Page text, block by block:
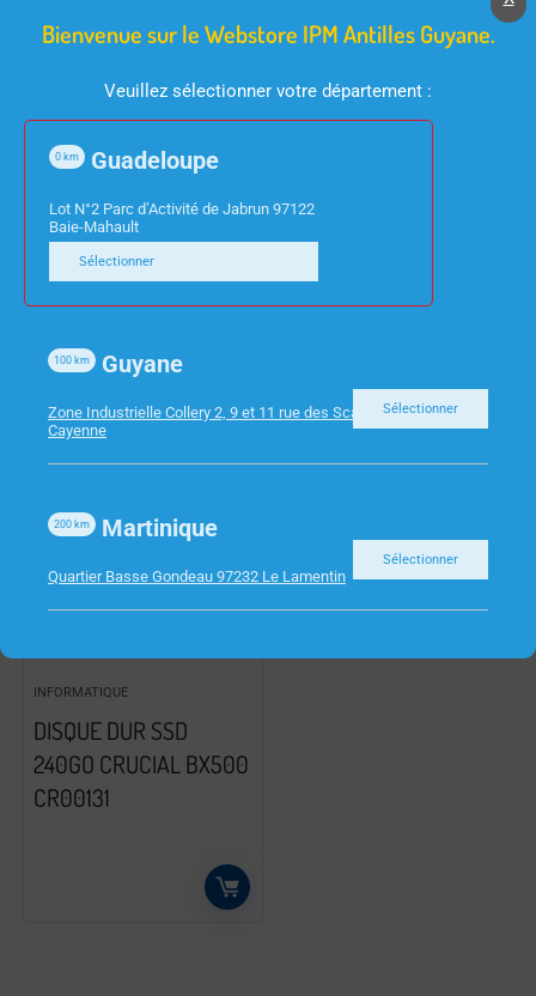
INFORMATIQUE
CORDON SPIRALE NOIR
RJ9 4/4 1.80m
INFORMATIQUE
HUB 7 PORTS USB 3.0
HUBUSB7ALU3 TNB
INFORMATIQUE
DISQUE DUR SSD
240GO CRUCIAL BX500
CR00131
Bienvenue sur le Webstore IPM Antilles Guyane.
Veuillez sélectionner votre département :
Guadeloupe
0 km
Lot N°2 Parc d’Activité de Jabrun 97122
Baie-Mahault
Sélectionner
Guyane
100 km
Zone Industrielle Collery 2, 9 et 11 rue des Scarabees 97300
Cayenne
Sélectionner
Martinique
200 km
Quartier Basse Gondeau 97232 Le Lamentin
Sélectionner